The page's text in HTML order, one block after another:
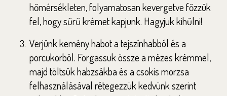
hőmérsékleten, folyamatosan kevergetve főzzük
fel, hogy sűrű krémet kapjunk. Hagyjuk kihűlni!
Verjünk kemény habot a tejszínhabból és a
porcukorból. Forgassuk össze a mézes krémmel,
majd töltsük habzsákba és a csokis morzsa
felhasználásával rétegezzük kedvünk szerint